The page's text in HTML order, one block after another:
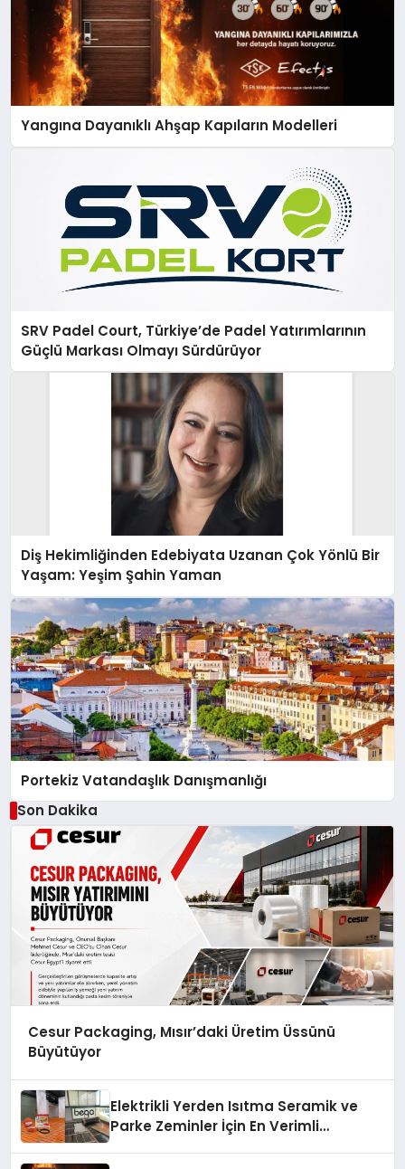
Yangına Dayanıklı Ahşap Kapıların Modelleri
SRV Padel Court, Türkiye’de Padel Yatırımlarının
Güçlü Markası Olmayı Sürdürüyor
Diş Hekimliğinden Edebiyata Uzanan Çok Yönlü Bir
Yaşam: Yeşim Şahin Yaman
Portekiz Vatandaşlık Danışmanlığı
Son Dakika
Cesur Packaging, Mısır’daki Üretim Üssünü
Büyütüyor
Elektrikli Yerden Isıtma Seramik ve
Parke Zeminler İçin En Verimli